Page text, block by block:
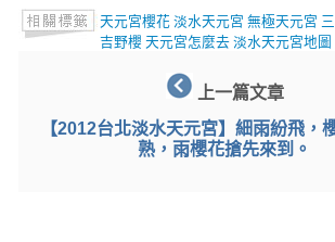
天元宮櫻花淡水天元宮 無極天元宮
吉野櫻 天元宮怎麼去淡水天元宮地圖
上一篇文章
【2012台北淡水天元宮】細雨紛飛，
熟，雨櫻花搶先來到。